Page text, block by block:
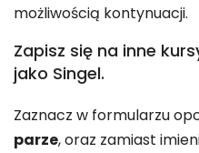
możliwością kontynuacji.
Zapisz się na inne
jako Singel.
Zaznacz w formularzu
parze, oraz zamiast